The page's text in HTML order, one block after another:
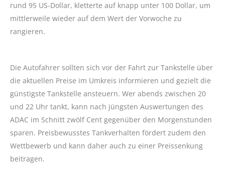
rund 95 US-Dollar, kletterte auf knapp unter 100 Dollar, um
mittlerweile wieder auf dem Wert der Vorwoche zu
rangieren.
Die Autofahrer sollten sich vor der Fahrt zur Tankstelle über
die aktuellen Preise im Umkreis informieren und gezielt die
günstigste Tankstelle ansteuern. Wer abends zwischen 20
und 22 Uhr tankt, kann nach jüngsten Auswertungen des
ADAC im Schnitt zwölf Cent gegenüber den Morgenstunden
sparen. Preisbewusstes Tankverhalten fördert zudem den
Wettbewerb und kann daher auch zu einer Preissenkung
beitragen.